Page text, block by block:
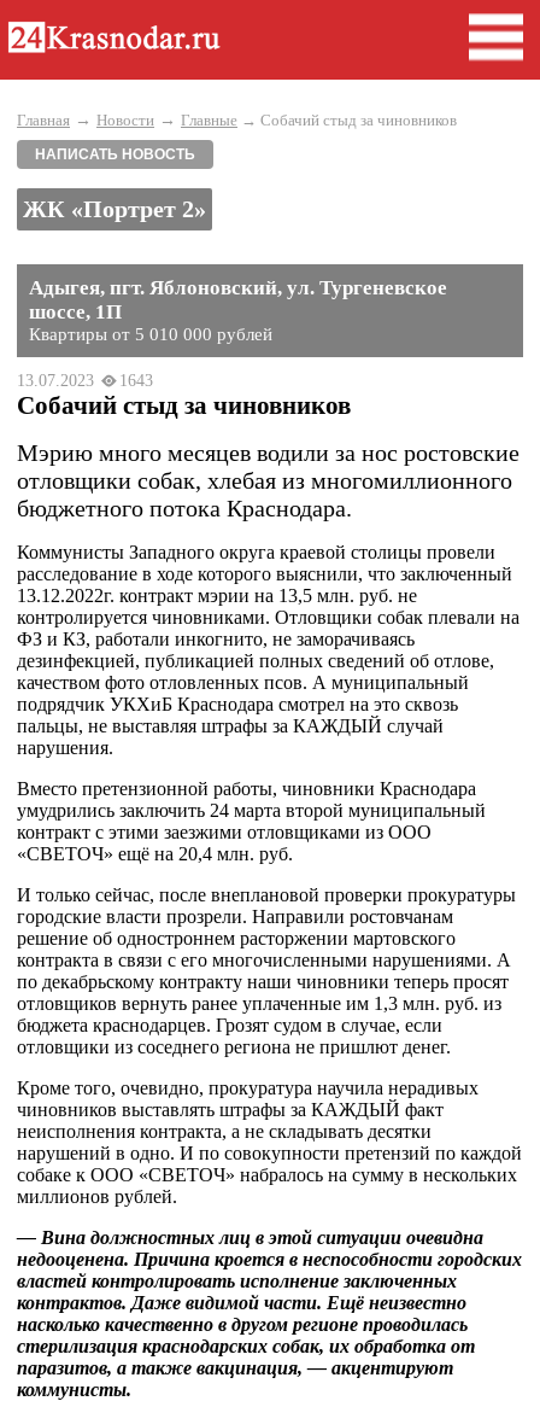
Главная → Новости → Главные → Собачий стыд за чиновников
НАПИСАТЬ НОВОСТЬ
ЖК «Портрет 2»
Адыгея, пгт. Яблоновский, ул. Тургеневское
шоссе, 1П
Квартиры от 5 010 000 рублей
13.07.2023 1643
Собачий стыд за чиновников
Мэрию много месяцев водили за нос ростовские
отловщики собак, хлебая из многомиллионного
бюджетного потока Краснодара.
Коммунисты Западного округа краевой столицы провели
расследование в ходе которого выяснили, что заключенный
13.12.2022г. контракт мэрии на 13,5 млн. руб. не
контролируется чиновниками. Отловщики собак плевали на
ФЗ и КЗ, работали инкогнито, не заморачиваясь
дезинфекцией, публикацией полных сведений об отлове,
качеством фото отловленных псов. А муниципальный
подрядчик УКХиБ Краснодара смотрел на это сквозь
пальцы, не выставляя штрафы за КАЖДЫЙ случай
нарушения.
Вместо претензионной работы, чиновники Краснодара
умудрились заключить 24 марта второй муниципальный
контракт с этими заезжими отловщиками из ООО
«СВЕТОЧ» ещё на 20,4 млн. руб.
И только сейчас, после внеплановой проверки прокуратуры
городские власти прозрели. Направили ростовчанам
решение об одностроннем расторжении мартовского
контракта в связи с его многочисленными нарушениями. А
по декабрьскому контракту наши чиновники теперь просят
отловщиков вернуть ранее уплаченные им 1,3 млн. руб. из
бюджета краснодарцев. Грозят судом в случае, если
отловщики из соседнего региона не пришлют денег.
Кроме того, очевидно, прокуратура научила нерадивых
чиновников выставлять штрафы за КАЖДЫЙ факт
неисполнения контракта, а не складывать десятки
нарушений в одно. И по совокупности претензий по каждой
собаке к ООО «СВЕТОЧ» набралось на сумму в нескольких
миллионов рублей.
— Вина должностных лиц в этой ситуации очевидна
недооценена. Причина кроется в неспособности городских
властей контролировать исполнение заключенных
контрактов. Даже видимой части. Ещё неизвестно
насколько качественно в другом регионе проводилась
стерилизация краснодарских собак, их обработка от
паразитов, а также вакцинация, — акцентируют
коммунисты.